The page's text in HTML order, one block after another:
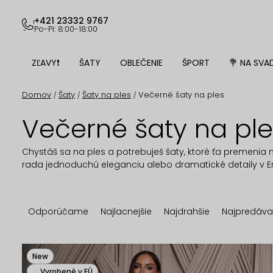
obsah
+421 23332 9767
Po-Pi: 8:00-18:00
ZĽAVY❗ ŠATY OBLEČENIE ŠPORT 💐 NA
Domov / Šaty / Šaty na ples / Večerné šaty na ples
Večerné šaty na
Chystáš sa na ples a potrebuješ šaty, ktoré ťa premenia
rada jednoduchú eleganciu alebo dramatické detaily v
R
d
Odporúčame Najlacnejšie Najdrahšie
VNew